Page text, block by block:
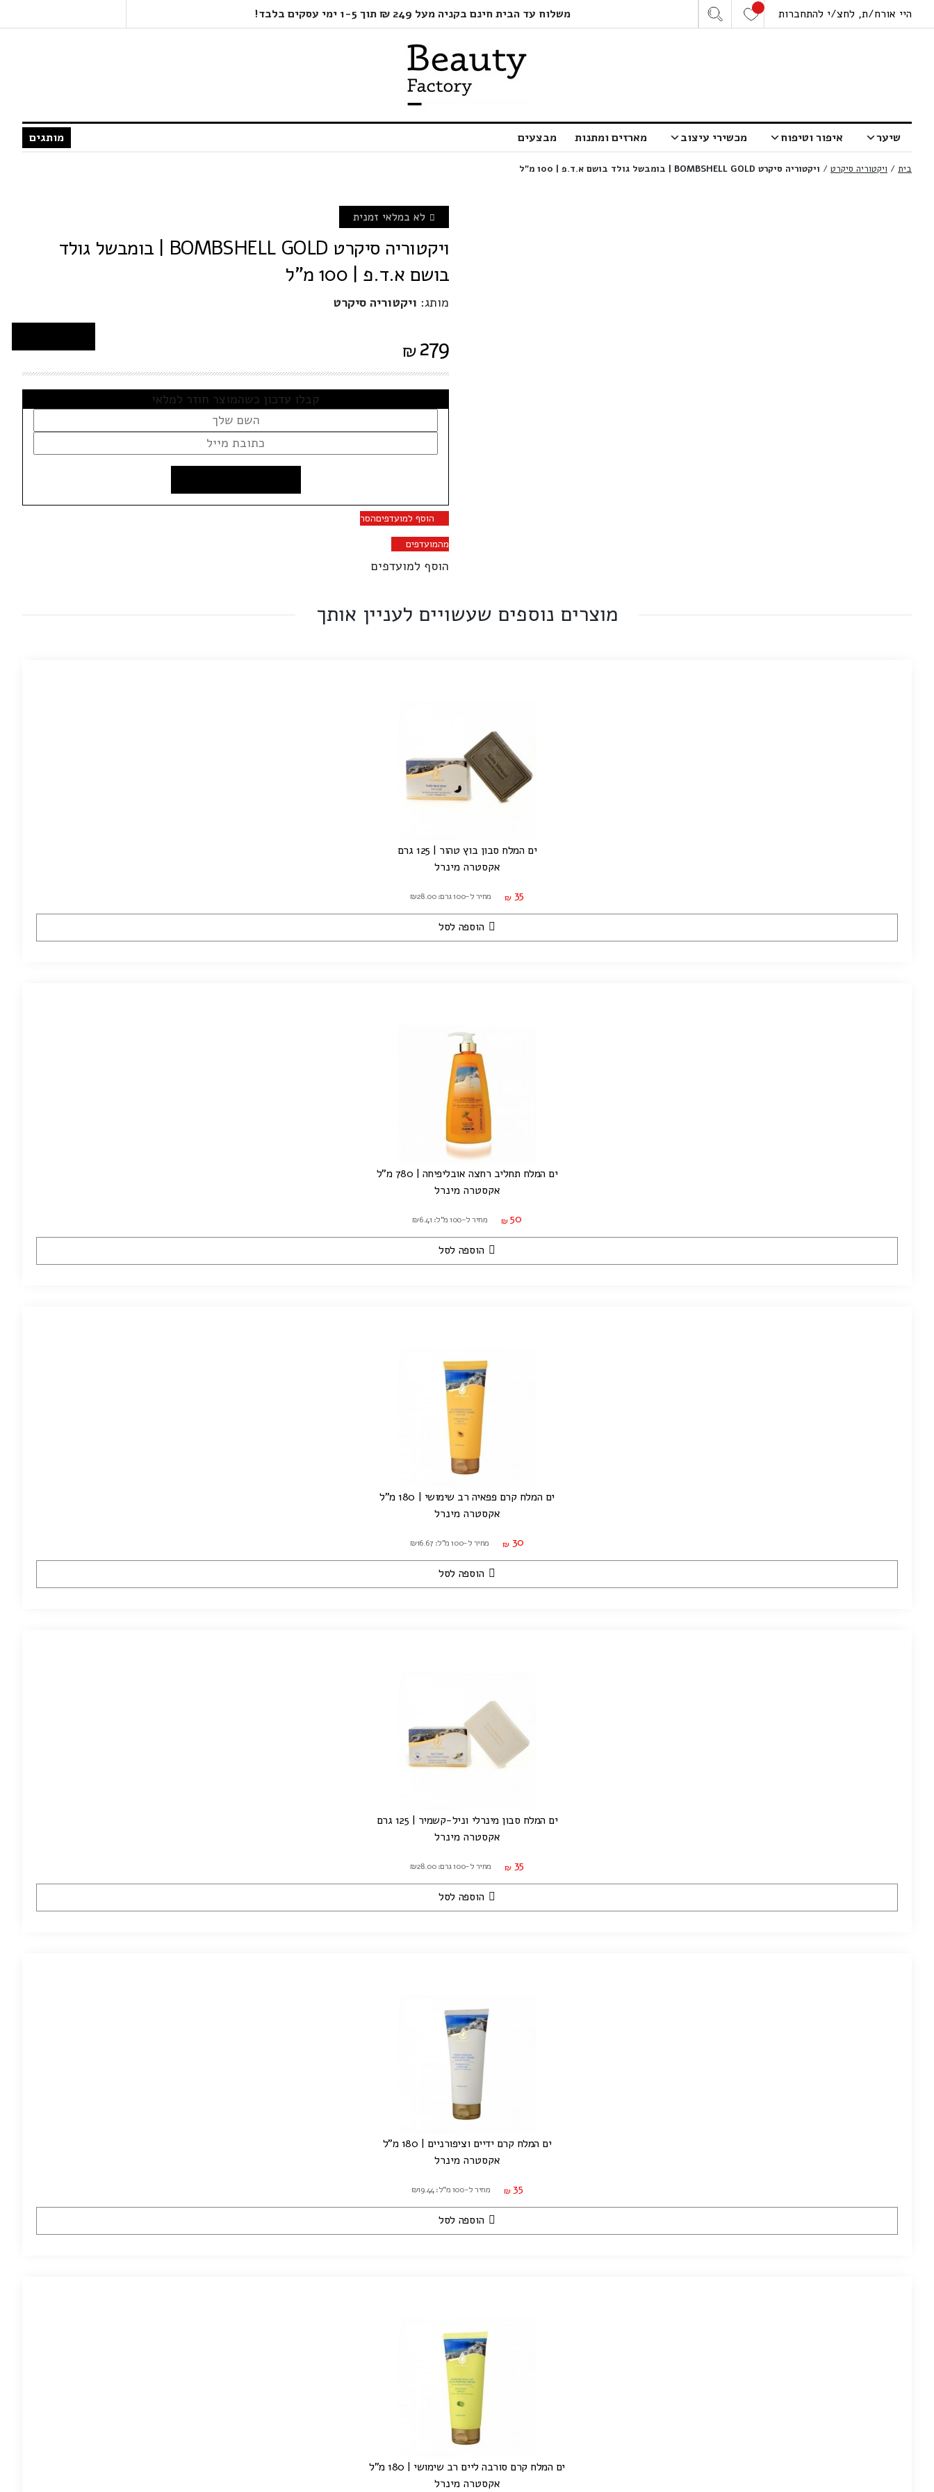
היי אורח/ת, לחצ/י להתחברות משלוח עד הבית חינם בקניה מעל 249 ₪ תוך 1-5 ימי עסקים בלבד!
שיער איפור וטיפוח מכשירי עיצוב מארזים ומתנות מבצעים מותגים
בית / ויקטוריה סיקרט / ויקטוריה סיקרט BOMBSHELL GOLD | בומבשל גולד בושם א.ד.פ | 100 מ”ל
לא במלאי זמנית
ויקטוריה סיקרט BOMBSHELL GOLD | בומבשל גולד
בושם א.ד.פ | 100 מ”ל
מותג: ויקטוריה סיקרט
₪279
קבלו עדכון כשהמוצר חוזר למלאי
הוסף למועדפיםהסר
מהמועדפים
הוסף למועדפים
מוצרים נוספים שעשויים לעניין אותך
ים המלח סבון בוץ טהור | 125 גרם
אקסטרה מינרל
₪ 35 מחיר ל-100 גרם: ₪28.00
הוספה לסל
ים המלח תחליב רחצה אובליפיחה | 780 מ"ל
אקסטרה מינרל
₪ 50 מחיר ל-100 מ"ל: ₪6.41
הוספה לסל
ים המלח קרם פפאיה רב שימושי | 180 מ"ל
אקסטרה מינרל
₪ 30 מחיר ל-100 מ"ל: ₪16.67
הוספה לסל
ים המלח סבון מינרלי וניל-קשמיר | 125 גרם
אקסטרה מינרל
₪ 35 מחיר ל-100 גרם: ₪28.00
הוספה לסל
ים המלח קרם ידיים וציפורניים | 180 מ"ל
אקסטרה מינרל
₪ 35 מחיר ל-100 מ"ל: ₪19.44
הוספה לסל
ים המלח קרם סורבה ליים רב שימושי | 180 מ"ל
אקסטרה מינרל